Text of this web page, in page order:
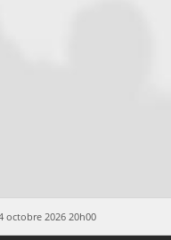
octobre 2026 20h00